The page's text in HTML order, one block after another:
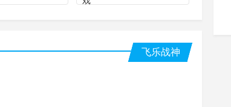
飞乐战神